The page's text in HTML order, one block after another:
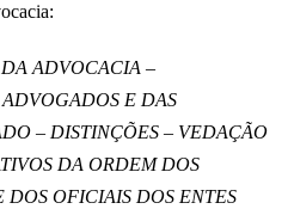
ADVOCACIA –
E DAS
– DISTINÇÕES – VEDAÇÃO
DA ORDEM DOS
OFICIAIS DOS ENTES